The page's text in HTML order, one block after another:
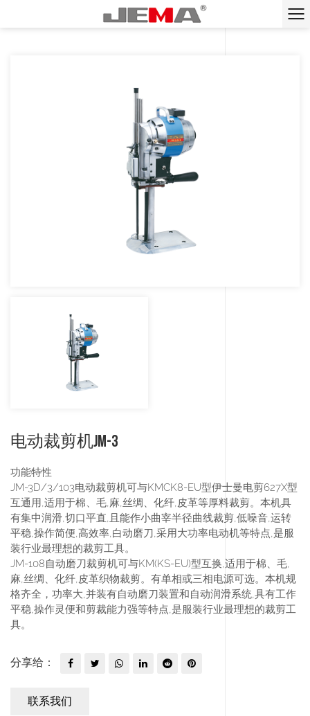
电动裁剪机JM-3
功能特性
JM-3D/3/103电动裁剪机可与KMCK8-EU型伊士曼电剪627X型
互通用,适用于棉、毛,麻,丝绸、化纤,皮革等厚料裁剪。本机具
有集中润滑,切口平直,且能作小曲宰半径曲线裁剪,低噪音,运转
平稳,操作简便,高效率,白动磨刀,采用大功率电动机等特点,是服
装行业最理想的裁剪工具。
JM-108自动磨刀裁剪机可与KM(KS-EU)型互换,适用于棉、毛,
麻,丝绸、化纤,皮革织物裁剪。有单相或三相电源可选。本机规
格齐全，功率大,并装有自动磨刀装置和自动润滑系统,具有工作
平稳,操作灵便和剪裁能力强等特点,是服装行业最理想的裁剪工
具。
分享给：
联系我们